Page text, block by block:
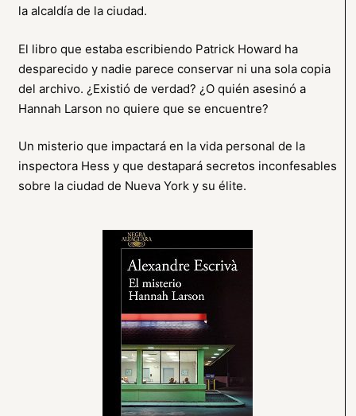
la alcaldía de la ciudad.
El libro que estaba escribiendo Patrick Howard ha
desparecido y nadie parece conservar ni una sola copia
del archivo. ¿Existió de verdad? ¿O quién asesinó a
Hannah Larson no quiere que se encuentre?
Un misterio que impactará en la vida personal de la
inspectora Hess y que destapará secretos inconfesables
sobre la ciudad de Nueva York y su élite.